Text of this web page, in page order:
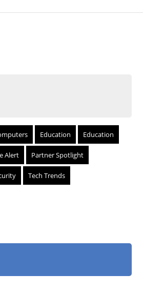
Education Education
Alert Partner Spotlight
Tech Trends